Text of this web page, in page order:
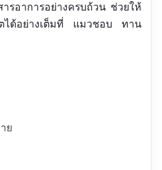
รอาการอย่างครบถ้วน ช่วยให้
ตได้อย่างเต็มที่ แมวชอบ ทาน
ย